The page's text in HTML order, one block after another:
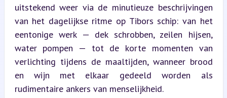
uitstekend weer via de minutieuze beschrijvingen
van het dagelijkse ritme op Tibors schip: van het
eentonige werk — dek schrobben, zeilen hijsen,
water pompen — tot de korte momenten van
verlichting tijdens de maaltijden, wanneer brood
en wijn met elkaar gedeeld worden als
rudimentaire ankers van menselijkheid.